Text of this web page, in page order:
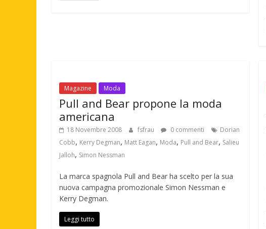
Magazine Moda
Pull and Bear propone la moda
americana
18 Novembre 2008 fsfrau 0 commenti
Dorian
Cobb, Kerry Degman, Matt Eagan, Moda, Pull and Bear, Salieu
Jalloh, Simon Nessman
La marca spagnola Pull and Bear ha scelto per la sua
nuova campagna promozionale Simon Nessman e
Kerry Degman.
Leggi tutto